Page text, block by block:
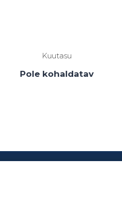
Kuutasu
Pole kohaldatav